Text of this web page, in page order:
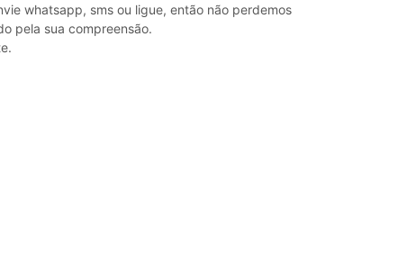
whatsapp, sms ou ligue, então não perdemos
pela sua compreensão.